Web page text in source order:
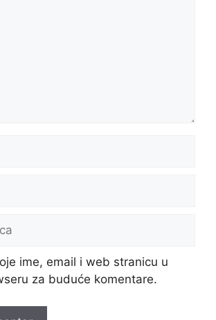
ime, email i web stranicu u
za buduće komentare.